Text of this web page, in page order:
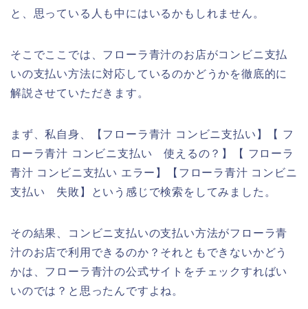
と、思っている人も中にはいるかもしれません。
そこでここでは、フローラ青汁のお店がコンビニ支払
いの支払い方法に対応しているのかどうかを徹底的に
解説させていただきます。
まず、私自身、【フローラ青汁 コンビニ支払い】【 フ
ローラ青汁 コンビニ支払い 使えるの？】【 フローラ
青汁 コンビニ支払い エラー】【フローラ青汁 コンビニ
支払い 失敗】という感じで検索をしてみました。
その結果、コンビニ支払いの支払い方法がフローラ青
汁のお店で利用できるのか？それともできないかどう
かは、フローラ青汁の公式サイトをチェックすればい
いのでは？と思ったんですよね。